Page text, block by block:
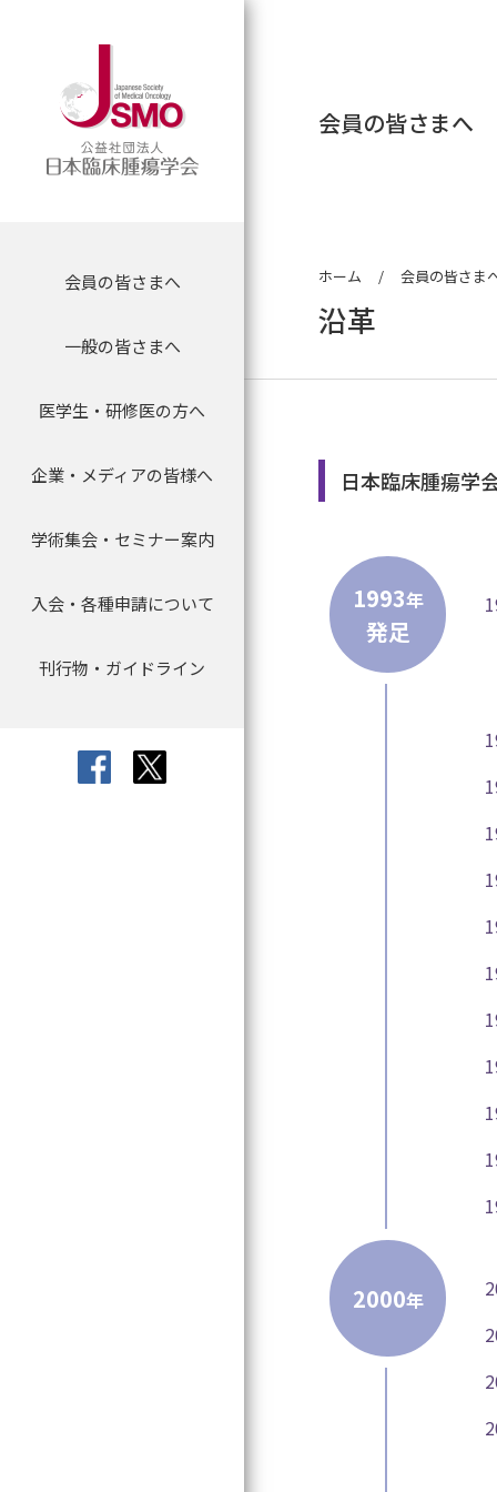
会員の皆さまへ
一般の皆さまへ
医学生・研修医の方へ
企業・メディアの皆様へ
学術集会・セミナー案内
入会・各種申請について
刊行物・ガイドライン
会員の皆さまへ
学会について
認定制度
会員の方へ
委員会より
がん薬物専門医について
専門医名簿
一般の方向け 医療情報
寄附のお願い
医学生・研修医のための
プレスリリース
取材について
寄附について
刊行物等の転載許諾申請
学術集会
教育セミナー（e-learning）
セミナー等
入会・各種申請について
退会・休会について
理事長挨拶
組織
定款・規程
宣言・見解
刊行物・ガイドラ
専門医制度に関す
専門医資格更新手
指導医資格更新手
認定研修施設の新
専門医資格認定試
マイページログイ
オンラインジャー
アワード
理事長レター
文献紹介（会員限
委員会について
会員の皆さまへ
ホーム 会員の皆さま
沿革
日本臨床腫瘍学
1993年
発足
2000年